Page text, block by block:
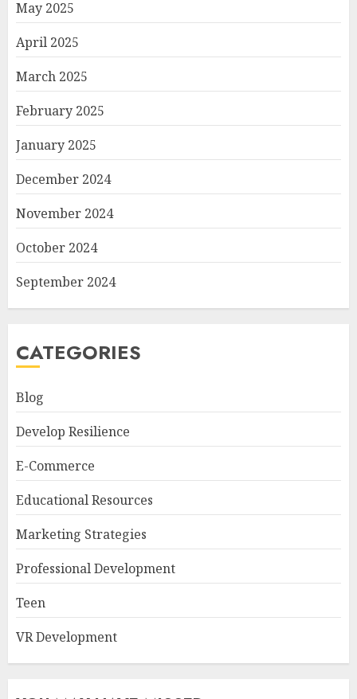
May 2025
April 2025
March 2025
February 2025
January 2025
December 2024
November 2024
October 2024
September 2024
CATEGORIES
Blog
Develop Resilience
E-Commerce
Educational Resources
Marketing Strategies
Professional Development
Teen
VR Development